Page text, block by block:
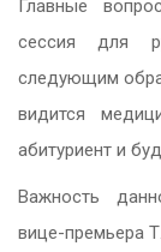
Главные
сессия для
следующим
видится
абитуриент и
Важность
вице-премьера